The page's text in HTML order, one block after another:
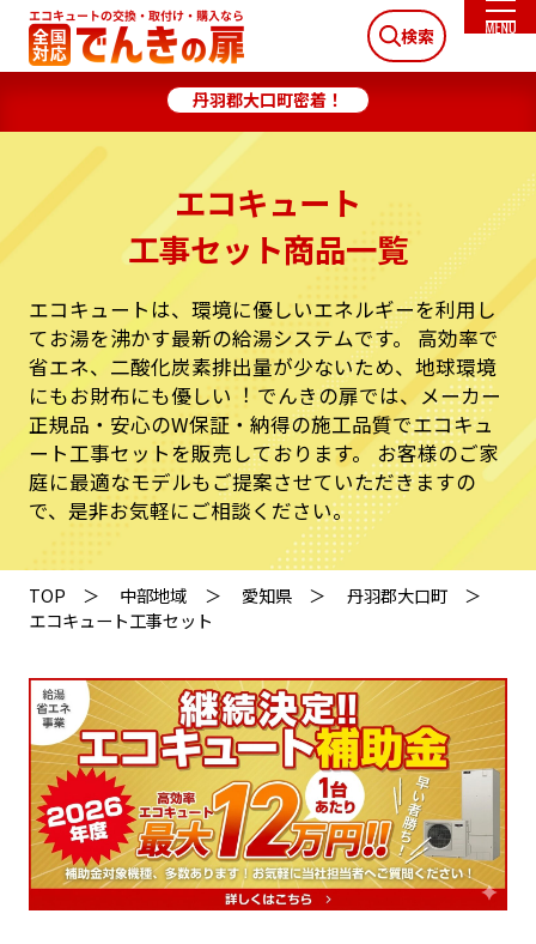
検索
丹羽郡大口町密着！
エコキュート
工事セット商品一覧
エコキュートは、環境に優しいエネルギーを利⽤し
てお湯を沸かす最新の給湯システムです。
⾼効率で
省エネ、⼆酸化炭素排出量が少ないため、地球環境
にもお財布にも優しい︕ でんきの扉では、メーカー
正規品・安⼼のW保証・納得の施⼯品質でエコキュ
ート⼯事セットを販売しております。 お客様のご家
庭に最適なモデルもご提案させていただきますの
で、是⾮お気軽にご相談ください。
TOP 中部地域 愛知県
丹羽郡大口町
エコキュート工事セット